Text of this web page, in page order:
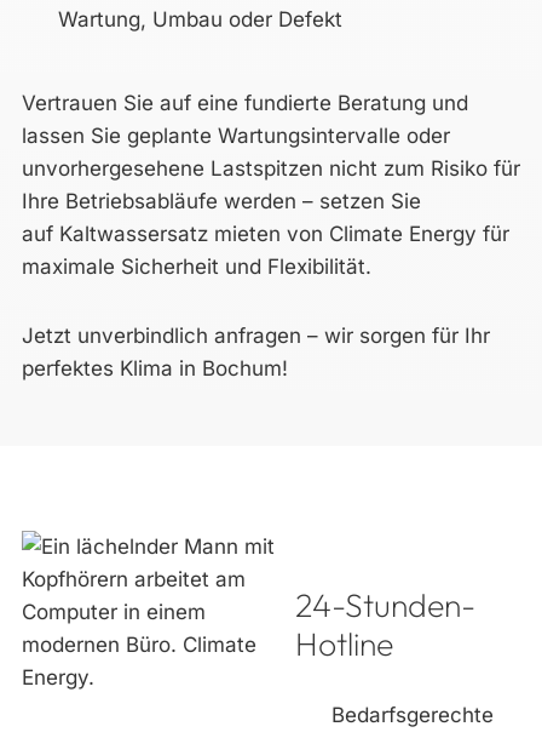
Wartung, Umbau oder Defekt
Vertrauen Sie auf eine fundierte Beratung und
lassen Sie geplante Wartungsintervalle oder
unvorhergesehene Lastspitzen nicht zum Risiko für
Ihre Betriebsabläufe werden – setzen Sie
auf Kaltwassersatz mieten von Climate Energy für
maximale Sicherheit und Flexibilität.
Jetzt unverbindlich anfragen – wir sorgen für Ihr
perfektes Klima in Bochum!
24-Stunden-
Hotline
Bedarfsgerechte